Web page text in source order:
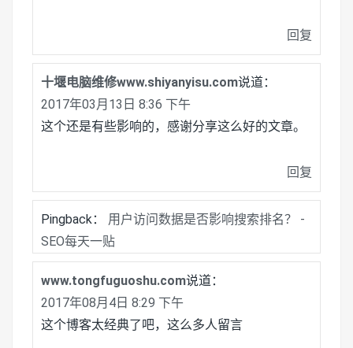
回复
十堰电脑维修www.shiyanyisu.com说道：
2017年03月13日 8:36 下午
这个还是有些影响的，感谢分享这么好的文章。
回复
Pingback： 用户访问数据是否影响搜索排名？ -
SEO每天一贴
www.tongfuguoshu.com说道：
2017年08月4日 8:29 下午
这个博客太经典了吧，这么多人留言